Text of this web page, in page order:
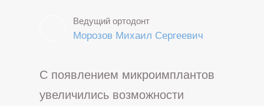
Ведущий ортодонт
Морозов Михаил Сергеевич
С появлением микроимплантов
увеличились возможности